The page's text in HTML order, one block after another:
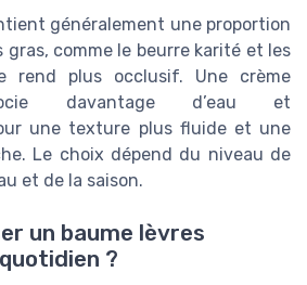
généralement une proportion
gras, comme le beurre karité et les
rend plus occlusif. Une crème
davantage d’eau et
une texture plus fluide et une
Le choix dépend du niveau de
et de la saison.
un baume lèvres
?